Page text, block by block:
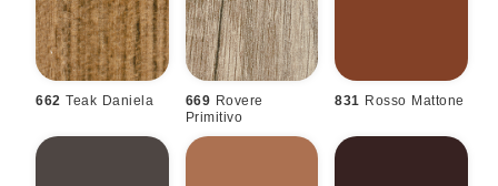
662 Teak Daniela 669 Rovere
Primitivo
831 Rosso Mattone